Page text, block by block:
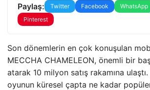
Paylaş: Twitter Facebook WhatsApp
Pinterest
Son dönemlerin en çok konuşulan
MECCHA CHAMELEON, önemli bir
atarak 10 milyon satış rakamına
oyunun küresel çapta ne kadar